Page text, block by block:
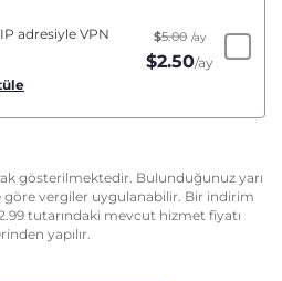
adresiyle VPN
$5.00 /ay
$2.50/ay
gösterilmektedir. Bulunduğunuz yarı
vergiler uygulanabilir. Bir indirim
tutarındaki mevcut hizmet fiyatı
yapılır.